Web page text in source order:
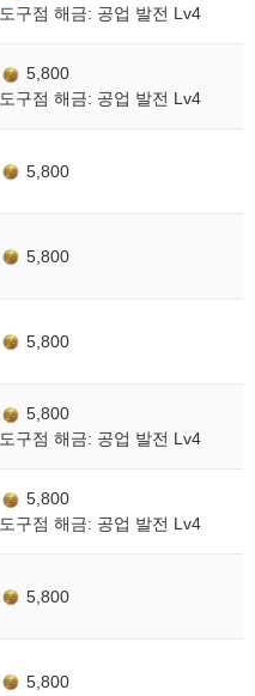
도구점 해금: 공업 발전 Lv4
5,800
도구점 해금: 공업 발전 Lv4
5,800
5,800
5,800
5,800
도구점 해금: 공업 발전 Lv4
5,800
도구점 해금: 공업 발전 Lv4
5,800
5,800